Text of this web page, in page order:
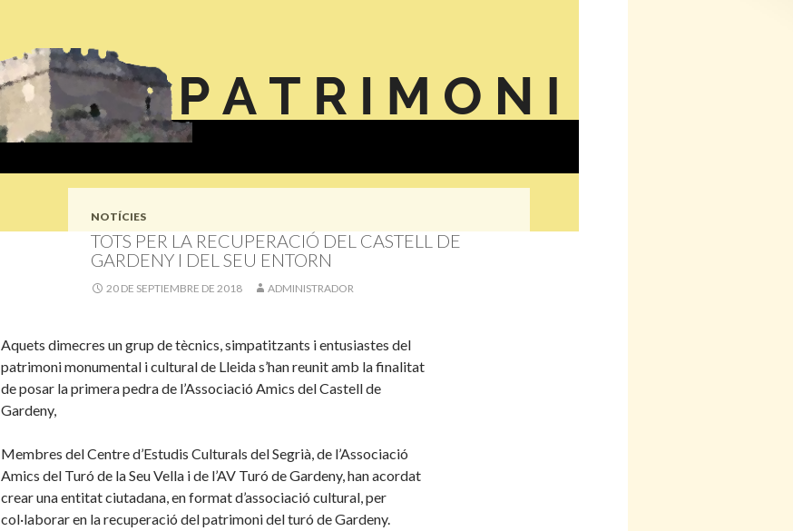
NOTÍCIES
TOTS PER LA RECUPERACIÓ DEL CASTELL DE
GARDENY I DEL SEU ENTORN
20 DE SEPTIEMBRE DE 2018 ADMINISTRADOR
Aquets dimecres un grup de tècnics, simpatitzants i entusiastes del
patrimoni monumental i cultural de Lleida s’han reunit amb la finalitat
de posar la primera pedra de l’Associació Amics del Castell de
Gardeny,
Membres del Centre d’Estudis Culturals del Segrià, de l’Associació
Amics del Turó de la Seu Vella i de l’AV Turó de Gardeny, han acordat
crear una entitat ciutadana, en format d’associació cultural, per
col·laborar en la recuperació del patrimoni del turó de Gardeny.